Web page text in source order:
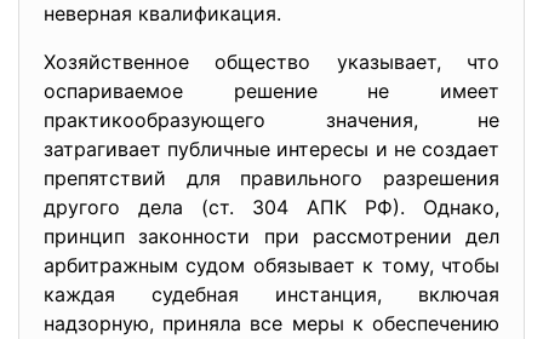
неверная квалификация.
Хозяйственное общество указывает, что
оспариваемое решение не имеет
практикообразующего значения, не
затрагивает публичные интересы и не создает
препятствий для правильного разрешения
другого дела (ст. 304 АПК РФ). Однако,
принцип законности при рассмотрении дел
арбитражным судом обязывает к тому, чтобы
каждая судебная инстанция, включая
надзорную, приняла все меры к обеспечению